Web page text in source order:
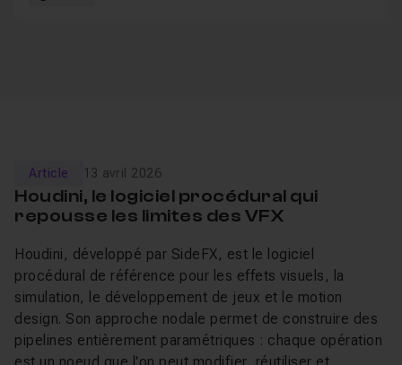
Article 13 avril 2026
Houdini, le logiciel procédural qui
repousse les limites des VFX
Houdini, développé par SideFX, est le logiciel
procédural de référence pour les effets visuels, la
simulation, le développement de jeux et le motion
design. Son approche nodale permet de construire des
pipelines entièrement paramétriques : chaque opération